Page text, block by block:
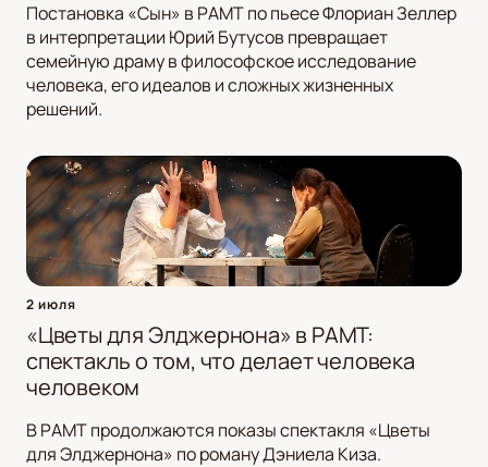
Постановка «Сын» в РАМТ по пьесе Флориан Зеллер
в интерпретации Юрий Бутусов превращает
семейную драму в философское исследование
человека, его идеалов и сложных жизненных
решений.
2 июля
«Цветы для Элджернона» в РАМТ:
спектакль о том, что делает человека
человеком
В РАМТ продолжаются показы спектакля «Цветы
для Элджернона» по роману Дэниела Киза.